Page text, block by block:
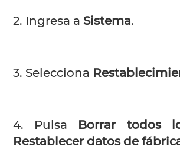
2. Ingresa a Sistema.
3. Selecciona
4. Pulsa Borrar todos
Restablecer datos de